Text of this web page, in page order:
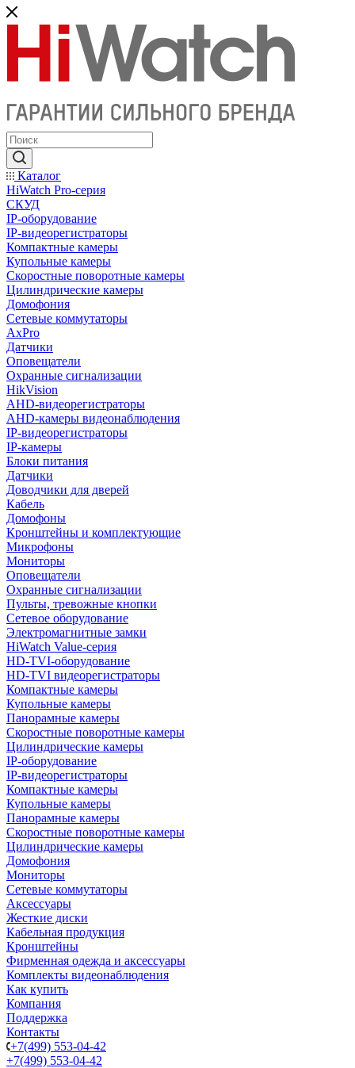
Каталог
HiWatch Pro-серия
CКУД
IP-оборудование
IP-видеорегистраторы
Компактные камеры
Купольные камеры
Скоростные поворотные камеры
Цилиндрические камеры
Домофония
Сетевые коммутаторы
AxPro
Датчики
Оповещатели
Охранные сигнализации
HikVision
AHD-видеорегистраторы
AHD-камеры видеонаблюдения
IP-видеорегистраторы
IP-камеры
Блоки питания
Датчики
Доводчики для дверей
Кабель
Домофоны
Кронштейны и комплектующие
Микрофоны
Мониторы
Оповещатели
Охранные сигнализации
Пульты, тревожные кнопки
Сетевое оборудование
Электромагнитные замки
HiWatch Value-серия
HD-TVI-оборудование
HD-TVI видеорегистраторы
Компактные камеры
Купольные камеры
Панорамные камеры
Скоростные поворотные камеры
Цилиндрические камеры
IP-оборудование
IP-видеорегистраторы
Компактные камеры
Купольные камеры
Панорамные камеры
Скоростные поворотные камеры
Цилиндрические камеры
Домофония
Мониторы
Сетевые коммутаторы
Аксессуары
Жесткие диски
Кабельная продукция
Кронштейны
Фирменная одежда и аксессуары
Комплекты видеонаблюдения
Как купить
Компания
Поддержка
Контакты
+7(499) 553-04-42
+7(499) 553-04-42